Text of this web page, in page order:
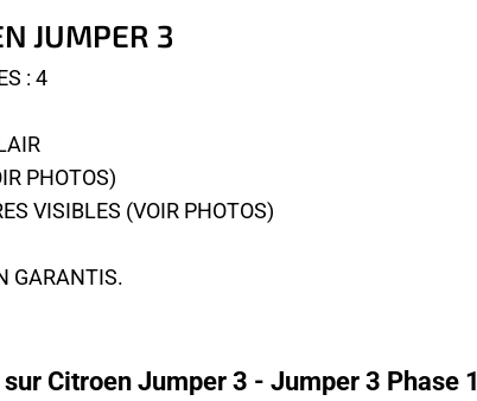
JUMPER 3
: 4
PHOTOS)
VISIBLES (VOIR PHOTOS)
GARANTIS.
Citroen Jumper 3 - Jumper 3 Phase 1